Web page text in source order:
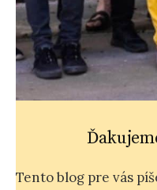
Tento blog pre vás